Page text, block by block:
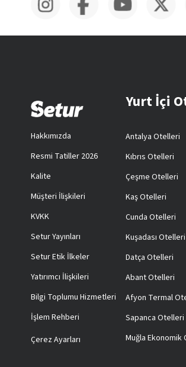
Hakkımızda
Resmi Tatiller 2026
Kalite
Müşteri İlişkileri
KVKK
Setur Yayınları
Setur Etik İlkeler
Yatırımcı İlişkileri
Bilgi Toplumu Hizmetleri
İşlem Rehberi
Çerez Ayarları
Yurt İçi
Antalya Otelleri
Kıbrıs Otelleri
Çeşme Otelleri
Kaş Otelleri
Cunda Otelleri
Kuşadası Otelleri
Datça Otelleri
Abant Otelleri
Afyon Termal
Sapanca Otelleri
Muğla Ekonomik